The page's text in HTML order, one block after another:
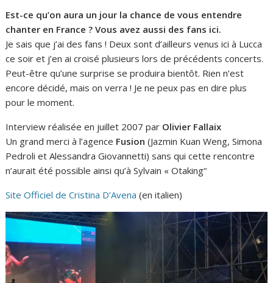
Est-ce qu’on aura un jour la chance de vous entendre
chanter en France ? Vous avez aussi des fans ici.
Je sais que j’ai des fans ! Deux sont d’ailleurs venus ici à Lucca
ce soir et j’en ai croisé plusieurs lors de précédents concerts.
Peut-être qu’une surprise se produira bientôt. Rien n’est
encore décidé, mais on verra ! Je ne peux pas en dire plus
pour le moment.
Interview réalisée en juillet 2007 par Olivier Fallaix
Un grand merci à l’agence Fusion (Jazmin Kuan Weng, Simona
Pedroli et Alessandra Giovannetti) sans qui cette rencontre
n’aurait été possible ainsi qu’à Sylvain « Otaking“
Site Officiel de Cristina D’Avena (en italien)